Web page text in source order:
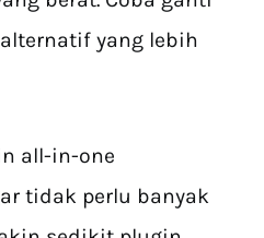
yang lebih
all-in-one
tidak perlu banyak